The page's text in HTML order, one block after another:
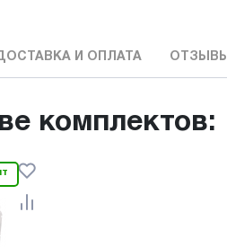
И ОПЛАТА ОТЗЫВЫ
комплектов: